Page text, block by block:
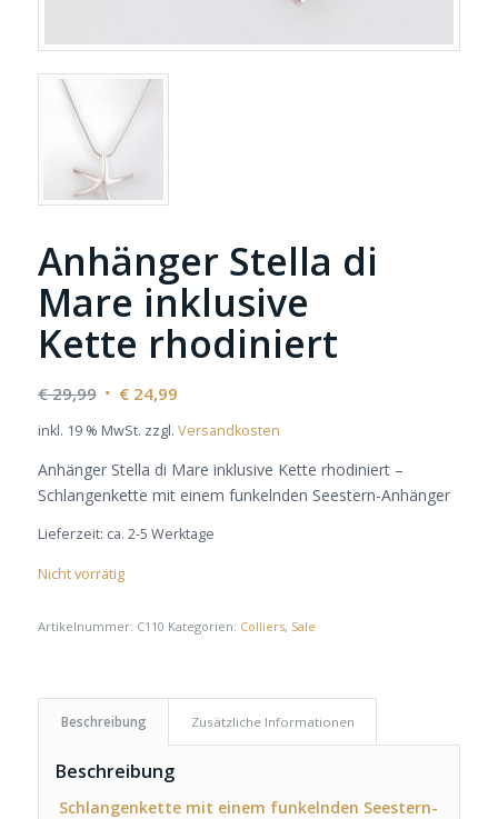
Anhänger Stella di
Mare inklusive
Kette rhodiniert
€29,99 Ursprünglicher
€ 29,99
€24,99Aktueller
€ 24,99.
inkl. 19 % MwSt. zzgl. Versandkosten
Anhänger Stella di Mare inklusive Kette rhodiniert –
Schlangenkette mit einem funkelnden Seestern-Anhänger
Lieferzeit: ca. 2-5 Werktage
Nicht vorrätig
Artikelnummer: C110 Kategorien: Colliers, Sale
Beschreibung Zusätzliche Informationen
Beschreibung
Schlangenkette mit einem funkelnden Seestern-